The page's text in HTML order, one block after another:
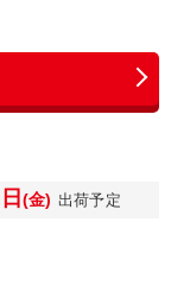
(金) 出荷予定